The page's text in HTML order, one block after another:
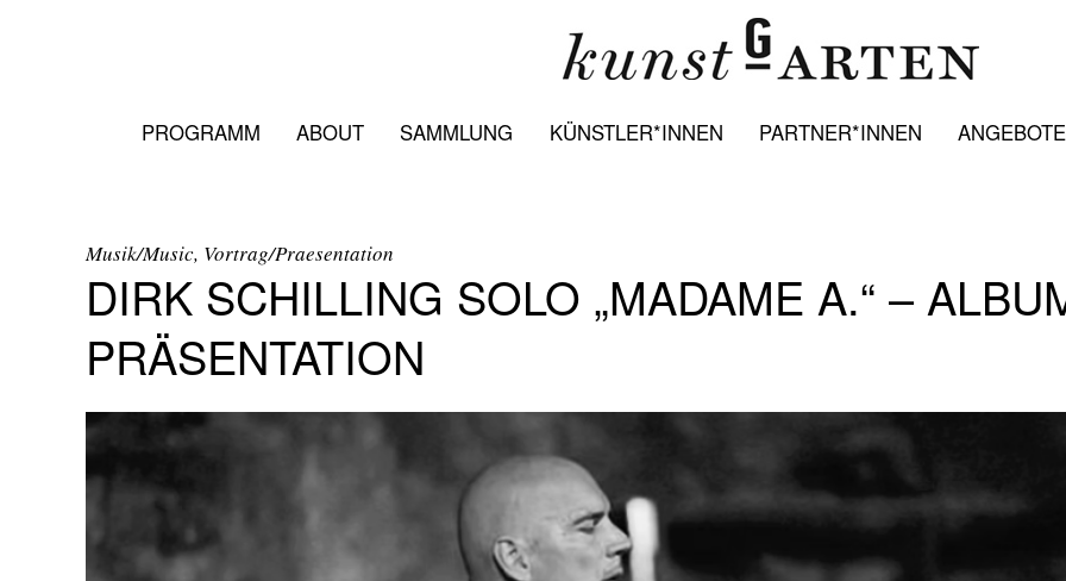
PROGRAMM ABOUT SAMMLUNG KÜNSTLER*INNEN PARTNER*INNEN
Musik/Music, Vortrag/Praesentation
DIRK SCHILLING SOLO „MADAME A.“ –
PRÄSENTATION